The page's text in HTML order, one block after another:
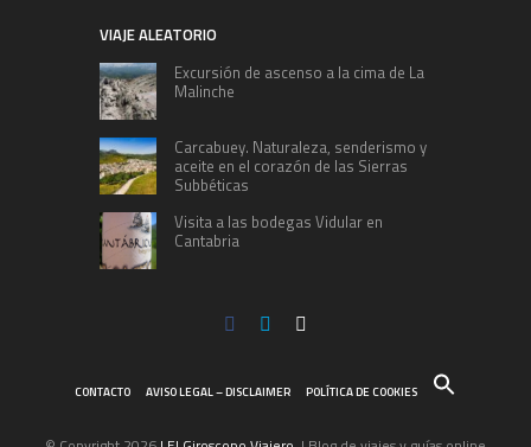
VIAJE ALEATORIO
Excursión de ascenso a la cima de La
Malinche
Carcabuey. Naturaleza, senderismo y
aceite en el corazón de las Sierras
Subbéticas
Visita a las bodegas Vidular en
Cantabria
CONTACTO AVISO LEGAL – DISCLAIMER POLÍTICA DE COOKIES